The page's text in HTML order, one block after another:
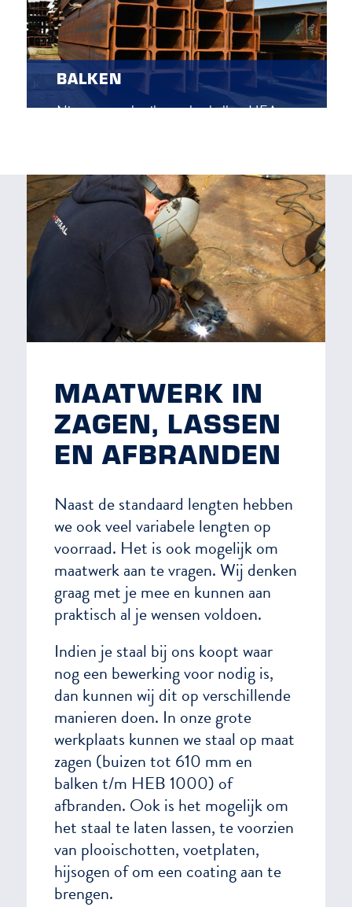
BALKEN
Nieuwe en gebruikte stalen balken HEA,
machinebouw en het transport.
MAATWERK IN
ZAGEN, LASSEN
EN AFBRANDEN
Naast de standaard lengten hebben
we ook veel variabele lengten op
voorraad. Het is ook mogelijk om
maatwerk aan te vragen. Wij denken
graag met je mee en kunnen aan
praktisch al je wensen voldoen.
Indien je staal bij ons koopt waar
nog een bewerking voor nodig is,
dan kunnen wij dit op verschillende
manieren doen. In onze grote
werkplaats kunnen we staal op maat
zagen (buizen tot 610 mm en
balken t/m HEB 1000) of
afbranden. Ook is het mogelijk om
het staal te laten lassen, te voorzien
van plooischotten, voetplaten,
hijsogen of om een coating aan te
brengen.